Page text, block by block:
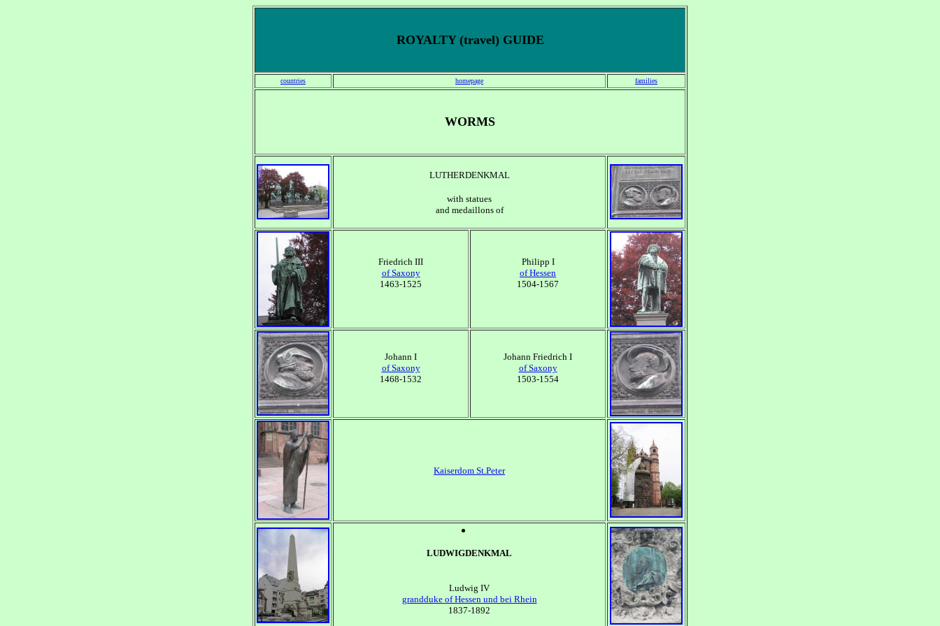
ROYALTY (travel) GUIDE
countries homepage families
WORMS
LUTHERDENKMAL
with statues
and medaillons of
Friedrich III
of Saxony
1463-1525
Philipp I
of Hessen
1504-1567
Johann I
of Saxony
1468-1532
Johann Friedrich I
of Saxony
1503-1554
Kaiserdom St.Peter
LUDWIGDENKMAL
Ludwig IV
grandduke of Hessen und bei Rhein
1837-1892